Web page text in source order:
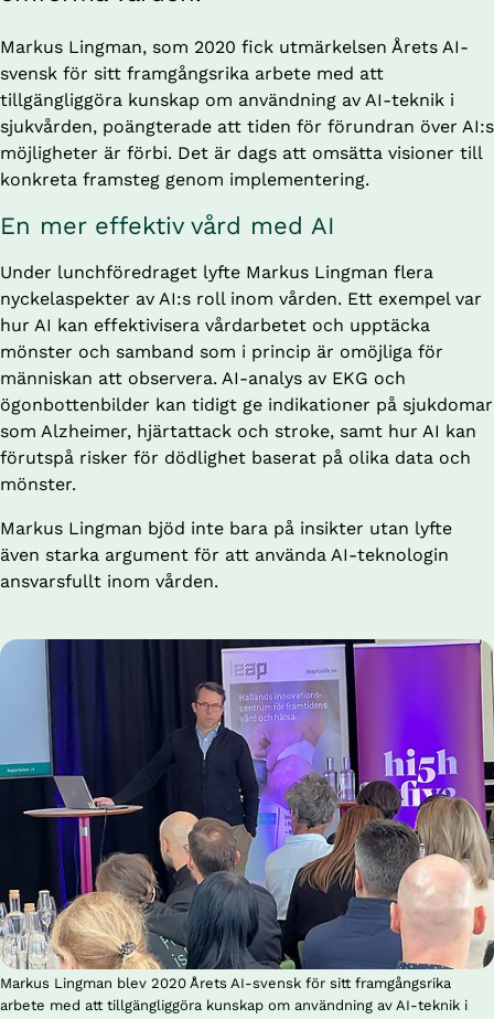
Markus Lingman, som 2020 fick utmärkelsen Årets AI-
svensk för sitt framgångsrika arbete med att
tillgängliggöra kunskap om användning av AI-teknik i
sjukvården, poängterade att tiden för förundran över AI:s
möjligheter är förbi. Det är dags att omsätta visioner till
konkreta framsteg genom implementering.
En mer effektiv vård med AI
Under lunchföredraget lyfte Markus Lingman flera
nyckelaspekter av AI:s roll inom vården. Ett exempel var
hur AI kan effektivisera vårdarbetet och upptäcka
mönster och samband som i princip är omöjliga för
människan att observera. AI-analys av EKG och
ögonbottenbilder kan tidigt ge indikationer på sjukdomar
som Alzheimer, hjärtattack och stroke, samt hur AI kan
förutspå risker för dödlighet baserat på olika data och
mönster.
Markus Lingman bjöd inte bara på insikter utan lyfte
även starka argument för att använda AI-teknologin
ansvarsfullt inom vården.
Markus Lingman blev 2020 Årets AI-svensk för sitt framgångsrika
arbete med att tillgängliggöra kunskap om användning av AI-teknik i